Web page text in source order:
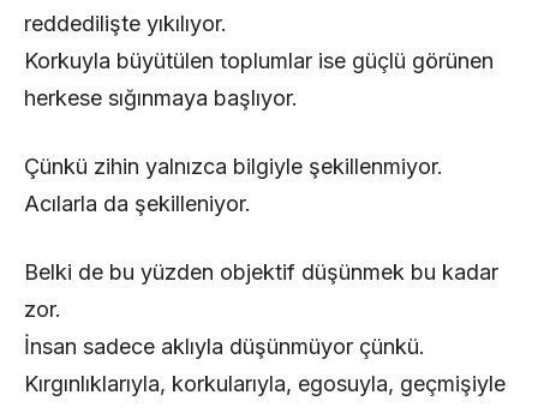
reddedilişte yıkılıyor.
Korkuyla büyütülen toplumlar ise güçlü görünen
herkese sığınmaya başlıyor.
Çünkü zihin yalnızca bilgiyle şekillenmiyor.
Acılarla da şekilleniyor.
Belki de bu yüzden objektif düşünmek bu kadar
zor.
İnsan sadece aklıyla düşünmüyor çünkü.
Kırgınlıklarıyla, korkularıyla, egosuyla, geçmişiyle